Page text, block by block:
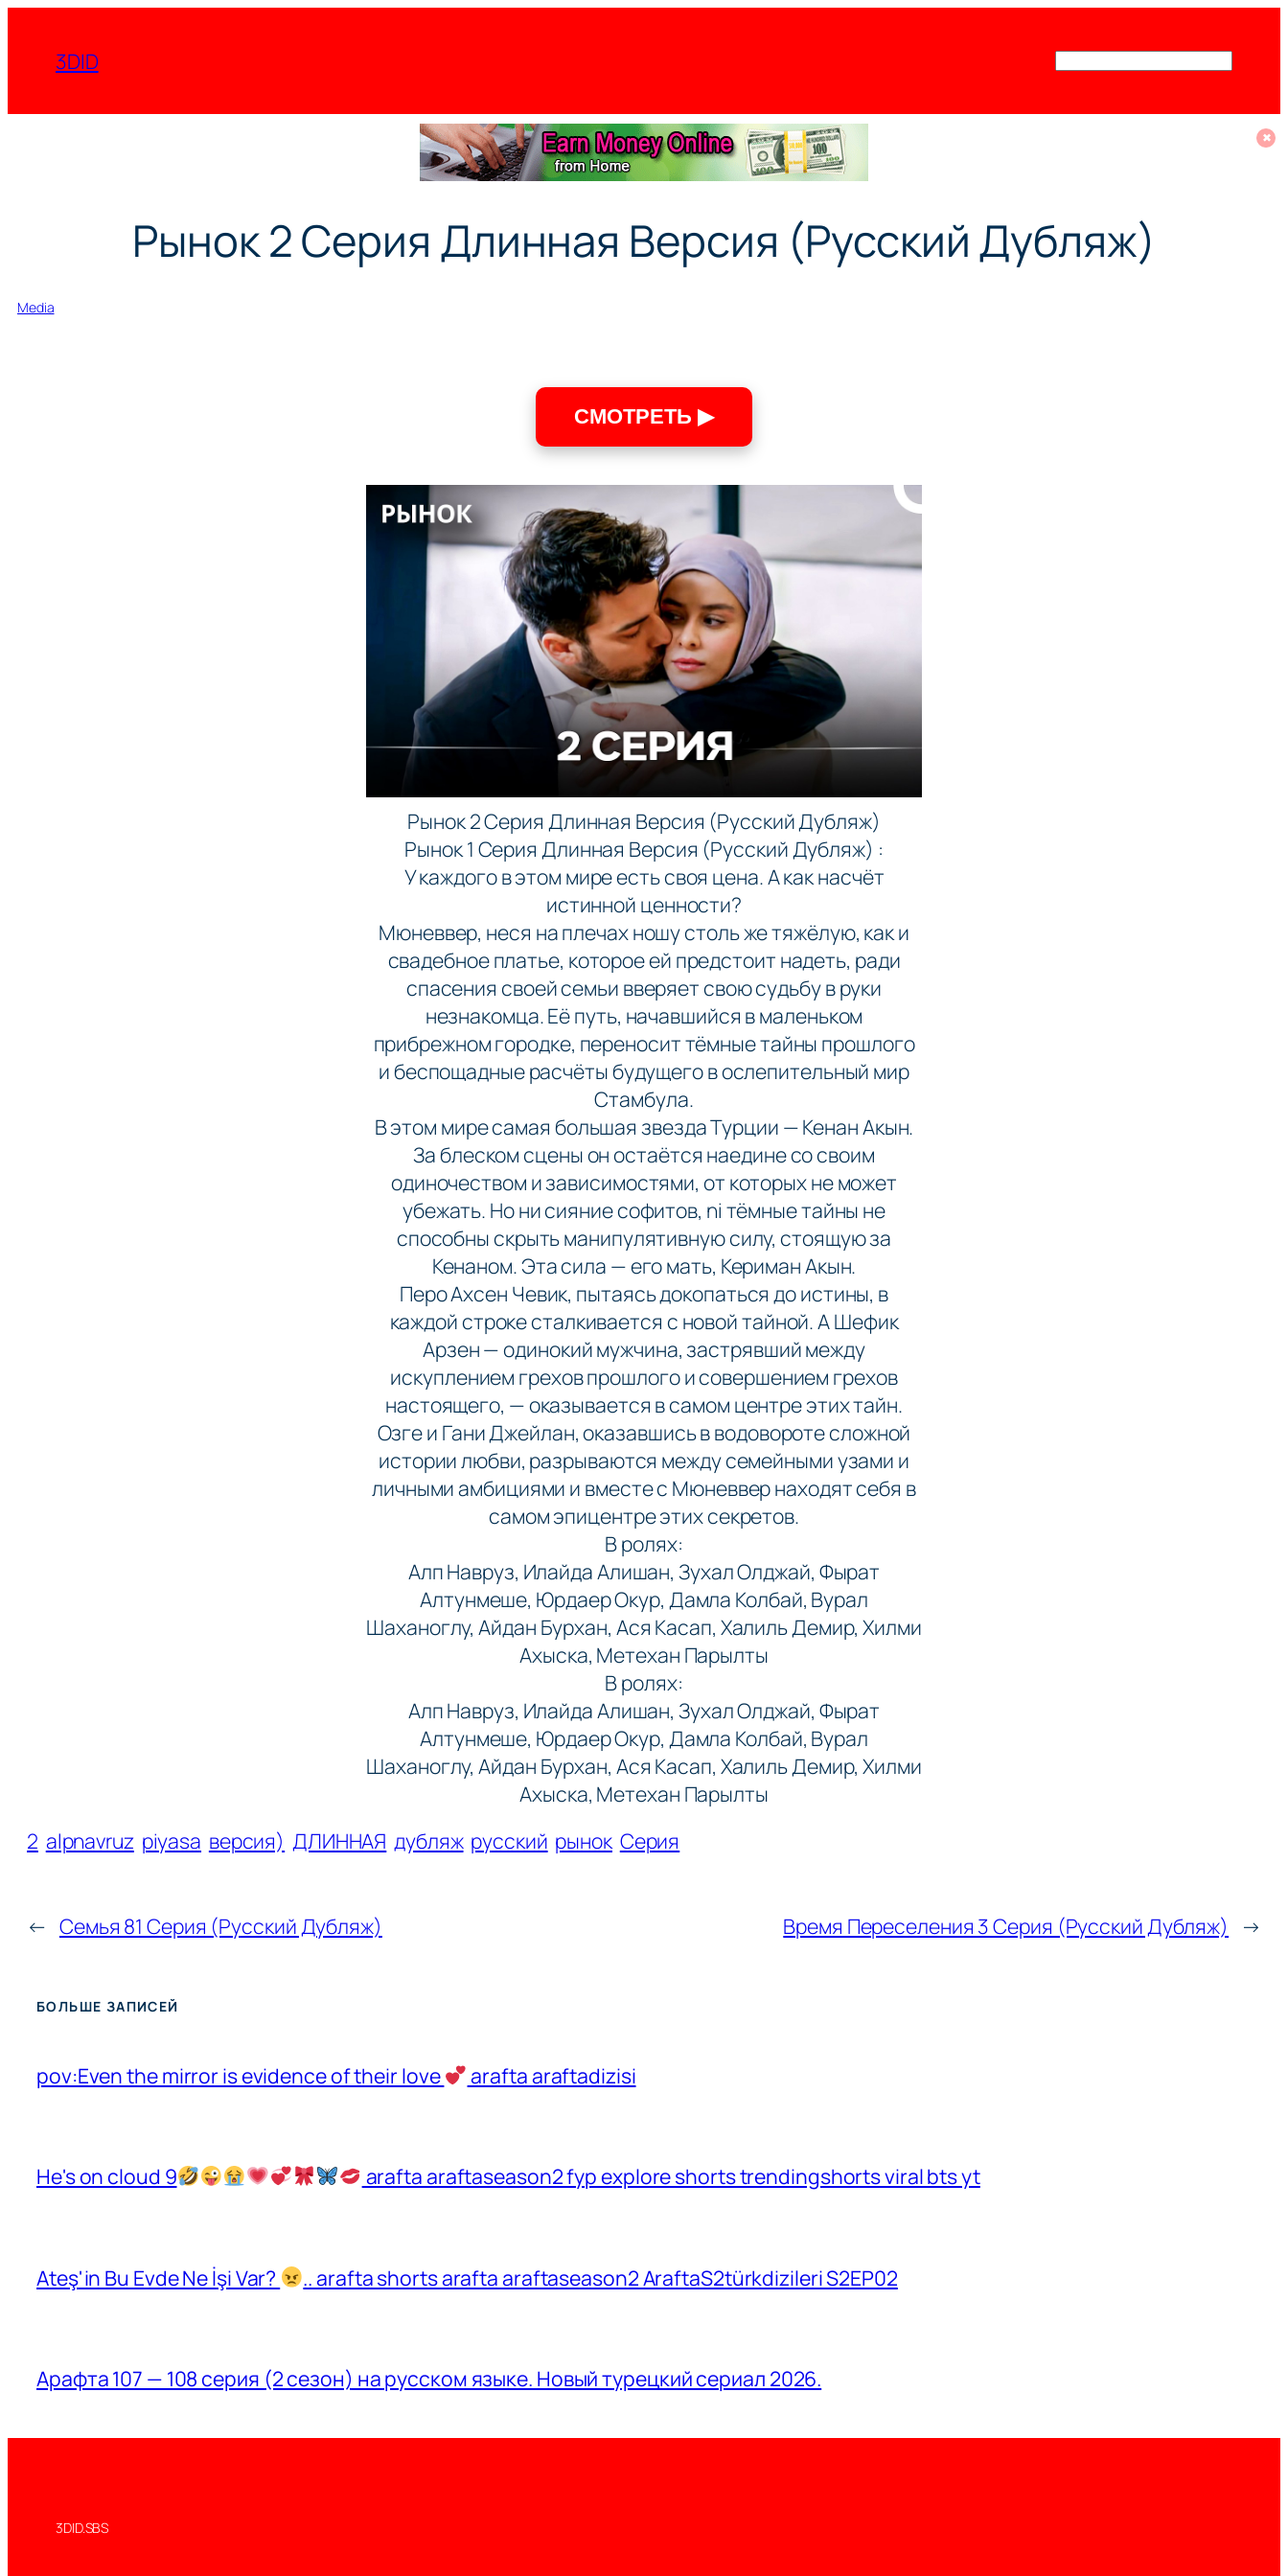
содержимому
3DID Поиск
✖
Рынок 2 Серия Длинная Версия (Русский Дубляж)
Media
СМОТРЕТЬ ▶
Рынок 2 Серия Длинная Версия (Русский Дубляж)
Рынок 1 Серия Длинная Версия (Русский Дубляж) :
У каждого в этом мире есть своя цена. А как насчёт
истинной ценности?
Мюневвер, неся на плечах ношу столь же тяжёлую, как и
свадебное платье, которое ей предстоит надеть, ради
спасения своей семьи вверяет свою судьбу в руки
незнакомца. Её путь, начавшийся в маленьком
прибрежном городке, переносит тёмные тайны прошлого
и беспощадные расчёты будущего в ослепительный мир
Стамбула.
В этом мире самая большая звезда Турции — Кенан Акын.
За блеском сцены он остаётся наедине со своим
одиночеством и зависимостями, от которых не может
убежать. Но ни сияние софитов, ni тёмные тайны не
способны скрыть манипулятивную силу, стоящую за
Кенаном. Эта сила — его мать, Кериман Акын.
Перо Ахсен Чевик, пытаясь докопаться до истины, в
каждой строке сталкивается с новой тайной. А Шефик
Арзен — одинокий мужчина, застрявший между
искуплением грехов прошлого и совершением грехов
настоящего, — оказывается в самом центре этих тайн.
Озге и Гани Джейлан, оказавшись в водовороте сложной
истории любви, разрываются между семейными узами и
личными амбициями и вместе с Мюневвер находят себя в
самом эпицентре этих секретов.
В ролях:
Алп Навруз, Илайда Алишан, Зухал Олджай, Фырат
Алтунмешe, Юрдаер Окур, Дамла Колбай, Вурал
Шаханоглу, Айдан Бурхан, Ася Касап, Халиль Демир, Хилми
Ахыска, Метехан Парылты
В ролях:
Алп Навруз, Илайда Алишан, Зухал Олджай, Фырат
Алтунмешe, Юрдаер Окур, Дамла Колбай, Вурал
Шаханоглу, Айдан Бурхан, Ася Касап, Халиль Демир, Хилми
Ахыска, Метехан Парылты
2 alpnavruz piyasa версия) ДЛИННАЯ дубляж русский рынок Серия
← Семья 81 Серия (Русский Дубляж) Время Переселения 3 Серия (Русский Дубляж) →
БОЛЬШЕ ЗАПИСЕЙ
pov:Even the mirror is evidence of their love arafta araftadizisi
He's on cloud 9 arafta araftaseason2 fyp explore shorts trendingshorts viral bts yt
Ateş'in Bu Evde Ne İşi Var? .. arafta shorts arafta araftaseason2 AraftaS2türkdizileri S2EP02
Арафта 107 — 108 серия (2 сезон) на русском языке. Новый турецкий сериал 2026.
3DID.SBS